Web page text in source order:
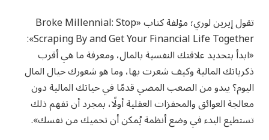
تقول إيرين لوري؛ مؤلفة كتاب «Broke Millennial: Stop
Scraping By and Get Your Financial Life Together»:
«ابدأ بتحديد علاقتك النفسية بالمال، ومعرفة ما هي أقرب
ذكرياتك المالية وكيف شعرت بها، وما هو شعورك حيال المال
اليوم؟ يبدو من الصعب المضي قدمًا في حياتك المالية دون
معالجة العوائق والمحفزات العقلية أولًا، بمجرد أن تفهم ذلك
تستطيع البدء في وضع أنظمة يُمكن أن تحميك من نفسك».